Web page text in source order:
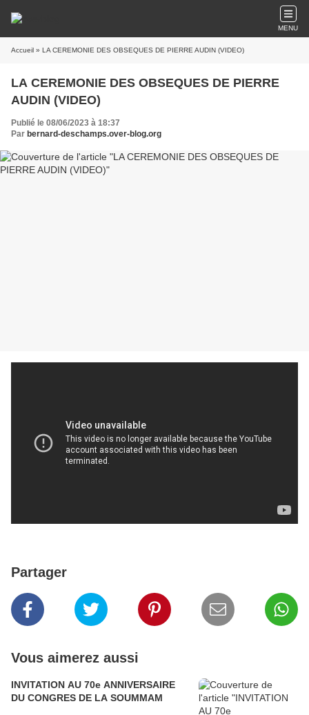
MENU
Accueil » LA CEREMONIE DES OBSEQUES DE PIERRE AUDIN (VIDEO)
LA CEREMONIE DES OBSEQUES DE PIERRE
AUDIN (VIDEO)
Publié le 08/06/2023 à 18:37
Par bernard-deschamps.over-blog.org
Partager
Vous aimerez aussi
INVITATION AU 70e ANNIVERSAIRE
DU CONGRES DE LA SOUMMAM